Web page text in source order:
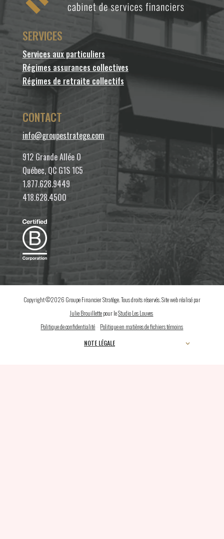
SERVICES
Services aux particuliers
Régimes assurances collectives
Régimes de retraite collectifs
CONTACT
info@groupestratege.com
912 Grande Allée O
Québec, QC G1S 1C5
1.877.628.9449
418.628.4500
Copyright ©2026 Groupe Financier Stratège. Tous droits réservés. Site web réalisé par
Julie Brouillettepour leStudio Les Louves
Politique de confidentialité
Politique en matières de fichiers témoins
NOTE LÉGALE